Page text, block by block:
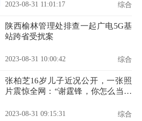
2023-08-31 11:01:17 综合
陕西榆林管理处排查一起广电5G基
站跨省受扰案
2023-08-31 10:00:42 综合
张柏芝16岁儿子近况公开，一张照
片震惊全网：“谢霆锋，你怎么当爸
2023-08-31 09:15:31 综合